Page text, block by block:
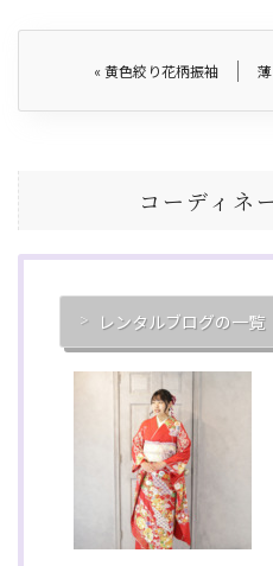
« 黄色絞り花柄振袖
コーディネ
レンタルブログの一覧